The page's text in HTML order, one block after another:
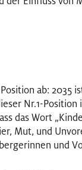
ab: 2035
Nr.1-
das Wort
Mut, und
und